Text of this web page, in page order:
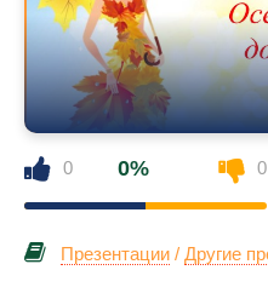
0 0% 0
Презентации / Другие